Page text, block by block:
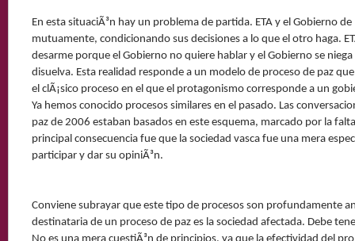
En esta situaciÃ³n hay un problema de partida. ETA y el Gobierno de
mutuamente, condicionando sus decisiones a lo que el otro haga.
desarme porque el Gobierno no quiere hablar y el Gobierno se niega
disuelva. Esta realidad responde a un modelo de proceso de paz
el clÃ¡sico proceso en el que el protagonismo corresponde a un
Ya hemos conocido procesos similares en el pasado. Las
paz de 2006 estaban basados en este esquema, marcado por la
principal consecuencia fue que la sociedad vasca fue una mera
participar y dar su opiniÃ³n.
Conviene subrayar que este tipo de procesos son profundamente
destinataria de un proceso de paz es la sociedad afectada. Debe